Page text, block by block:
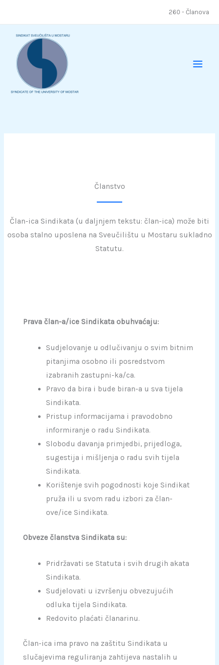
content
260 - Članova
Članstvo
Član-ica Sindikata (u daljnjem tekstu: član-ica) može biti
osoba stalno uposlena na Sveučilištu u Mostaru sukladno
Statutu.
Prava član-a/ice Sindikata obuhvaćaju:
Sudjelovanje u odlučivanju o svim bitnim
pitanjima osobno ili posredstvom
izabranih zastupni-ka/ca.
Pravo da bira i bude biran-a u sva tijela
Sindikata.
Pristup informacijama i pravodobno
informiranje o radu Sindikata.
Slobodu davanja primjedbi, prijedloga,
sugestija i mišljenja o radu svih tijela
Sindikata.
Korištenje svih pogodnosti koje Sindikat
pruža ili u svom radu izbori za član-
ove/ice Sindikata.
Obveze članstva Sindikata su:
Pridržavati se Statuta i svih drugih akata
Sindikata.
Sudjelovati u izvršenju obvezujućih
odluka tijela Sindikata.
Redovito plaćati članarinu.
Član-ica ima pravo na zaštitu Sindikata u
slučajevima reguliranja zahtijeva nastalih u